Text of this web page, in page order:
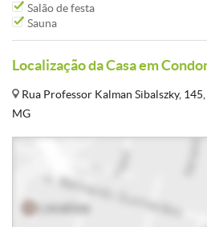
Salão de festa
Sauna
Localização da Casa em
Rua Professor Kalman Sibalszky,
MG